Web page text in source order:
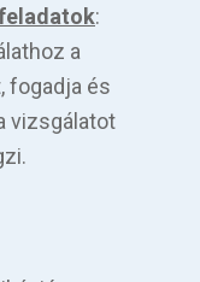
:
a
fogadja és
vizsgálatot